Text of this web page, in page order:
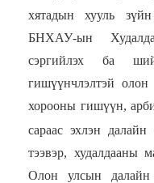
хятадын хууль зүйн
БНХАУ-ын
сэргийлэх ба
гишүүнчлэлтэй олон
хорооны гишүүн,
сараас эхлэн
тээвэр, худалдааны
Олон улсын далайн